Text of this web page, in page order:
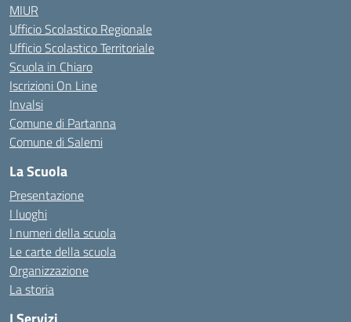
MIUR
Ufficio Scolastico Regionale
Ufficio Scolastico Territoriale
Scuola in Chiaro
Iscrizioni On Line
Invalsi
Comune di Partanna
Comune di Salemi
La Scuola
Presentazione
I luoghi
I numeri della scuola
Le carte della scuola
Organizzazione
La storia